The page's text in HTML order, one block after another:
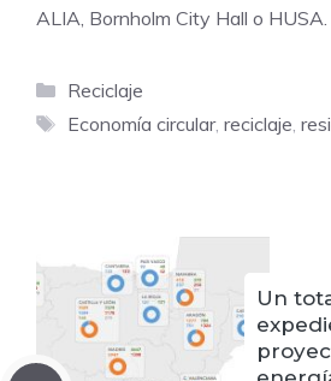
ALIA, Bornholm City Hall o HUSA.
Categorías
Reciclaje
Etiquetas
Economía circular, reciclaje,
Un